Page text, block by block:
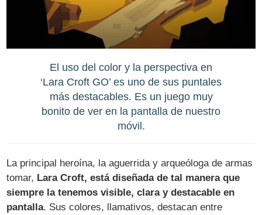
El uso del color y la perspectiva en
‘Lara Croft GO’ es uno de sus puntales
más destacables. Es un juego muy
bonito de ver en la pantalla de nuestro
móvil.
La principal heroína, la aguerrida y arqueóloga de armas
tomar, Lara Croft, está diseñada de tal manera que
siempre la tenemos visible, clara y destacable en
pantalla. Sus colores, llamativos, destacan entre